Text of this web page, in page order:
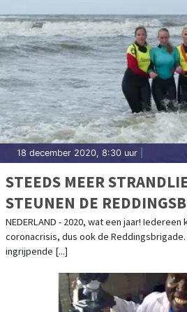
18 december 2020, 8:30 uur
STEEDS MEER
STEUNEN DE
NEDERLAND - 2020, wat een jaar!
coronacrisis, dus ook de
ingrijpende [...]